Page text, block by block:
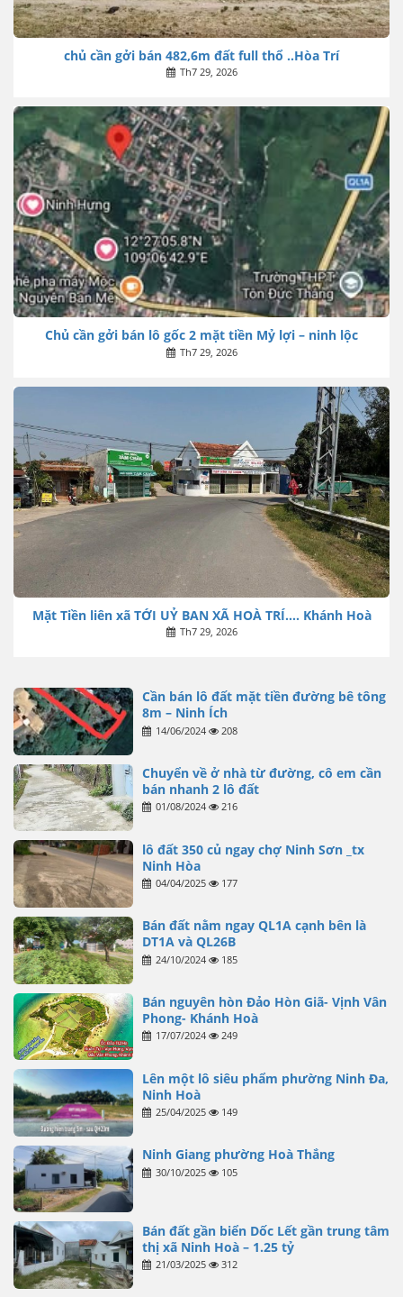
chủ cần gởi bán 482,6m đất full thổ ..Hòa Trí
Th7 29, 2026
Chủ cần gởi bán lô gốc 2 mặt tiền Mỷ lợi – ninh lộc
Th7 29, 2026
Mặt Tiền liên xã TỚI UỶ BAN XÃ HOÀ TRÍ…. Khánh Hoà
Th7 29, 2026
Cần bán lô đất mặt tiền đường bê tông
8m – Ninh Ích
14/06/2024 208
Chuyển về ở nhà từ đường, cô em cần
bán nhanh 2 lô đất
01/08/2024 216
lô đất 350 củ ngay chợ Ninh Sơn _tx
Ninh Hòa
04/04/2025 177
Bán đất nằm ngay QL1A cạnh bên là
DT1A và QL26B
24/10/2024 185
Bán nguyên hòn Đảo Hòn Giã- Vịnh Vân
Phong- Khánh Hoà
17/07/2024 249
Lên một lô siêu phẩm phường Ninh Đa,
Ninh Hoà
25/04/2025 149
Ninh Giang phường Hoà Thắng
30/10/2025 105
Bán đất gần biển Dốc Lết gần trung tâm
thị xã Ninh Hoà – 1.25 tỷ
21/03/2025 312